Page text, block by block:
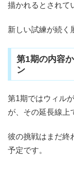
描かれるとされて
新しい試練が続く
第1期の内容
ン
第1期ではウィル
が、その延長線上
彼の挑戦はまだ終
予定です。